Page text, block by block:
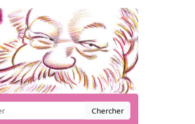
Chercher